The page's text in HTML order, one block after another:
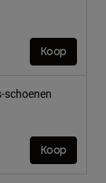
Koop
schoenen
Koop